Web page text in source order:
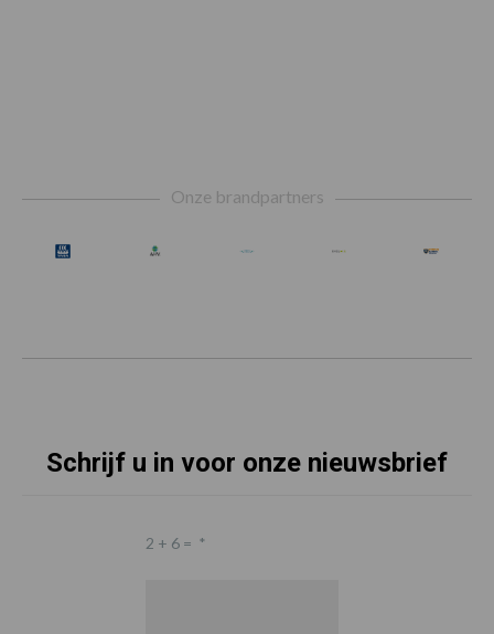
Onze brandpartners
Schrijf u in voor onze nieuwsbrief
2 + 6 = *